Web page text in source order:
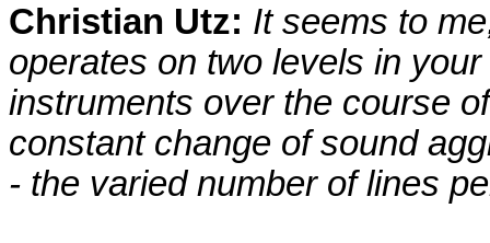
Christian Utz: It seems to
operates on two levels in
instruments over the course
constant change of sound
- the varied number of lines